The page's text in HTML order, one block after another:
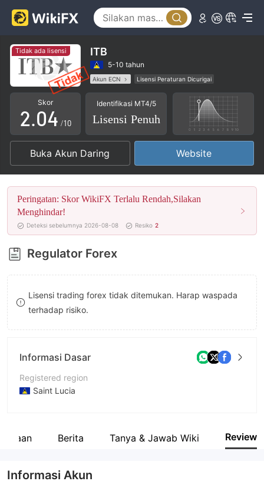
Tidak ada lisensi ITB
5-10 tahun
Akun ECN
Lisensi Peraturan Dicurigai
Lisensi Penuh MT5
Potensi risiko tinggi
Skor
0
1
2
3
4
5
6
7
8
9
.0
1
2
3
4
5
6
7
8
9
0
1
2
3
4
5
6
7
8
9
/10
Identifikasi MT4/5
Lisensi Penuh
Buka Akun Daring Website
Peringatan: Skor WikiFX Terlalu Rendah,Silakan
Menghindar!
Deteksi sebelumnya 2026-08-08 Resiko 2
Regulator Forex
Lisensi trading forex tidak ditemukan. Harap waspada
terhadap risiko.
Informasi Dasar
Registered region
Saint Lucia
Nama perusahaan
Berita Tanya & Jawab Wiki Review
Informasi Akun